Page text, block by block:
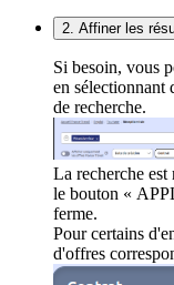
2. Affiner les
Si besoin, vous
en sélectionnant
de recherche.
La recherche
le bouton «
ferme.
Pour certains
d'offres